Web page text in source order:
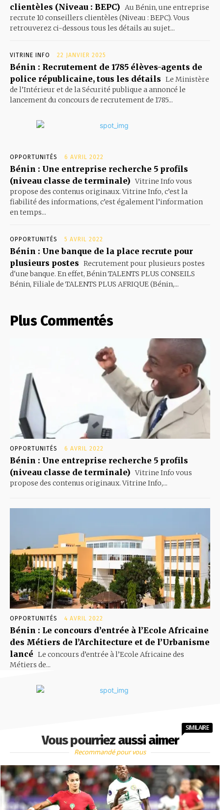
clientèles (Niveau : BEPC) Au Bénin, une entreprise
recrute 10 conseillers clientèles (Niveau : BEPC). Vous
retrouverez ci-dessous tous les détails au sujet...
VITRINE INFO 22 JANVIER 2025
Bénin : Recrutement de 1785 élèves-agents de
police républicaine, tous les détails Le Ministère
de l’Intérieur et de la Sécurité publique a annoncé le
lancement du concours de recrutement de 1785...
OPPORTUNITÉS 6 AVRIL 2022
Bénin : Une entreprise recherche 5 profils
(niveau classe de terminale) Vitrine Info vous
propose des contenus originaux. Vitrine Info, c’est la
fiabilité des informations, c’est également l’information
en temps...
OPPORTUNITÉS 5 AVRIL 2022
Bénin : Une banque de la place recrute pour
plusieurs postes Recrutement pour plusieurs postes
d'une banque. En effet, Bénin TALENTS PLUS CONSEILS
Bénin, Filiale de TALENTS PLUS AFRIQUE (Bénin,...
Plus Commentés
OPPORTUNITÉS 6 AVRIL 2022
Bénin : Une entreprise recherche 5 profils
(niveau classe de terminale) Vitrine Info vous
propose des contenus originaux. Vitrine Info,...
OPPORTUNITÉS 4 AVRIL 2022
Bénin : Le concours d’entrée à l’Ecole Africaine
des Métiers de l’Architecture et de l’Urbanisme
lancé Le concours d’entrée à l’Ecole Africaine des
Métiers de...
Vous pourriez aussi aimer
SIMILAIRE
Recommandé pour vous